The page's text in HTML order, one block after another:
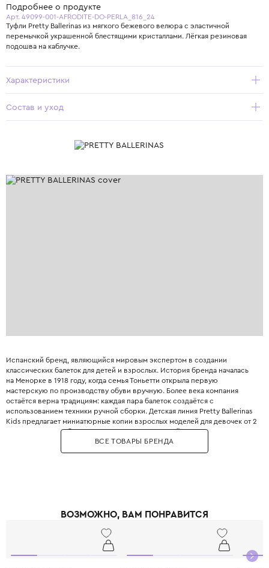
Подробнее о продукте
Арт. 49099-001-AFRODITE-DO-PERLA_816_24
Туфли Pretty Ballerinas из мягкого бежевого велюра с эластичной
перемычкой украшенной блестящими кристаллами. Лёгкая резиновая
подошва на каблучке.
Характеристики
Состав и уход
Испанский бренд, являющийся мировым экспертом в создании
классических балеток для детей и взрослых. История бренда началась
на Менорке в 1918 году, когда семья Тоньетти открыла первую
мастерскую по производству обуви вручную. Более века компания
остаётся верна традициям: каждая пара балеток создаётся с
использованием техники ручной сборки. Детская линия Pretty Ballerinas
Kids предлагает миниатюрные копии взрослых моделей для девочек от 2
до 12 лет. Балетки бренда отличаются невероятной мягкостью и
эластичностью благодаря кожаной стельке и отсутствию жёсткого
ранта. Для пошива используются натуральная телячья кожа, замша,
отличает потрясающая износостойкость: балетки сохраняют форму
дочери не просто красивую, но невероятно удобную обувь, в которой
она сможет танцевать, бегать и играть..
ВСЕ ТОВАРЫ БРЕНДА
ВОЗМОЖНО, ВАМ ПОНРАВИТСЯ